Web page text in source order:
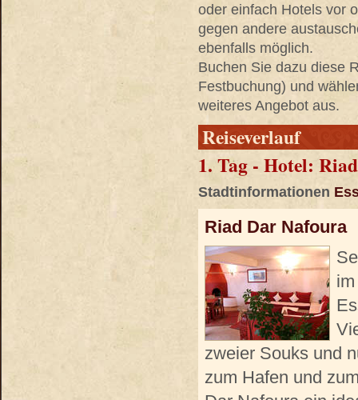
oder einfach Hotels vor
gegen andere
ebenfalls möglich.
Buchen Sie dazu diese
Festbuchung) und
weiteres Angebot aus.
Reiseverlauf
1. Tag - Hotel:
Stadtinformationen
Riad Dar Nafoura
zweier Souks und
zum Hafen und